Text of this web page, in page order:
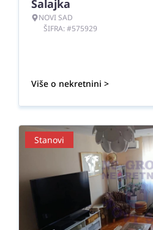
Salajka
NOVI SAD
ŠIFRA: #575929
Više o nekretnini >
Stanovi